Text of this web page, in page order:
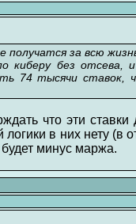
получатся за всю
киберу без отсева,
74 тысячи ставок,
что эти
в них нету (в
минус маржа.